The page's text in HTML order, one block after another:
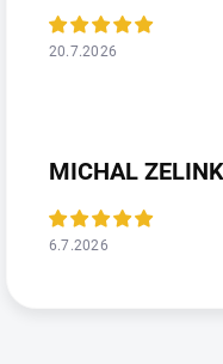
20.7.2026
MICHAL
6.7.2026